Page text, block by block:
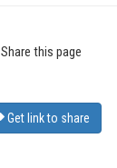
Share this page
Get link to share